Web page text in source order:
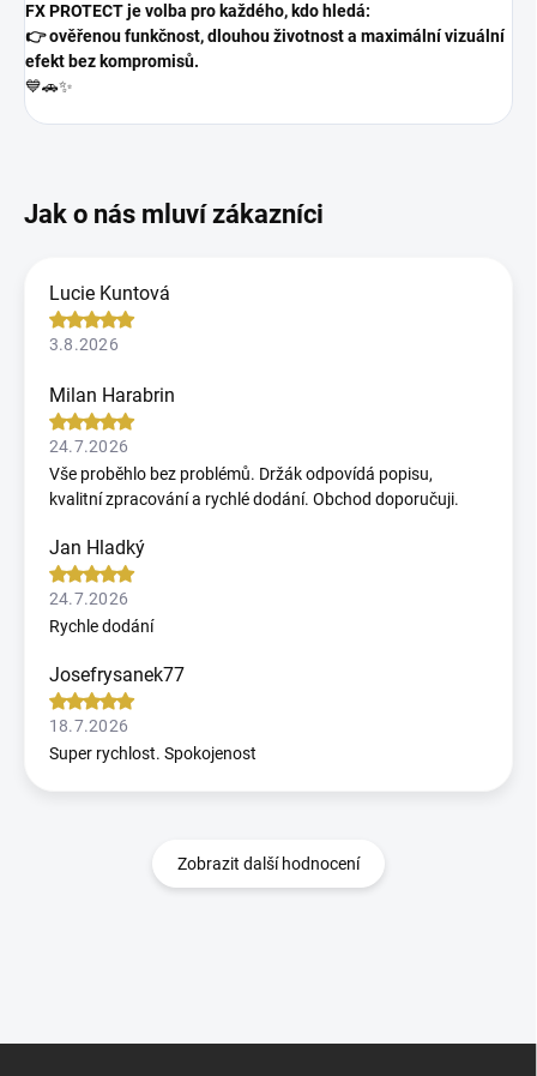
FX PROTECT je volba pro každého, kdo hledá:
👉 ověřenou funkčnost, dlouhou životnost a maximální vizuální
efekt bez kompromisů.
💙🚗✨
Lucie Kuntová
3.8.2026
Milan Harabrin
24.7.2026
Vše proběhlo bez problémů. Držák odpovídá popisu,
kvalitní zpracování a rychlé dodání. Obchod doporučuji.
Jan Hladký
24.7.2026
Rychle dodání
Josefrysanek77
18.7.2026
Super rychlost. Spokojenost
Zobrazit další hodnocení